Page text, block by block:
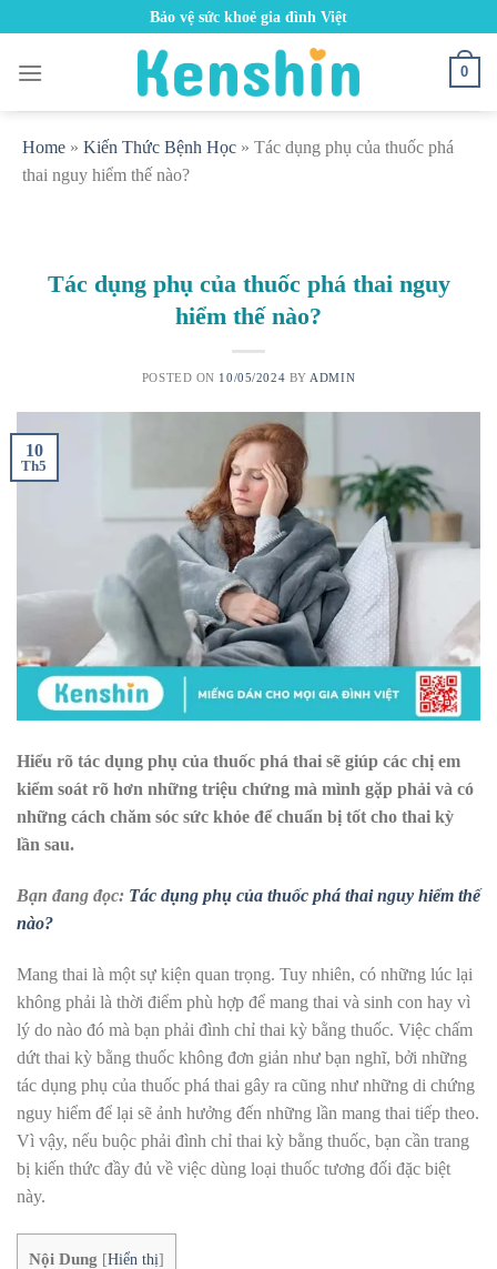
content
Bảo vệ sức khoẻ gia đình Việt
0
Home » Kiến Thức Bệnh Học » Tác dụng phụ của thuốc phá
thai nguy hiểm thế nào?
Tác dụng phụ của thuốc phá thai nguy
hiểm thế nào?
POSTED ON 10/05/2024 BY ADMIN
10
Th5
Hiểu rõ tác dụng phụ của thuốc phá thai sẽ giúp các chị em
kiểm soát rõ hơn những triệu chứng mà mình gặp phải và có
những cách chăm sóc sức khỏe để chuẩn bị tốt cho thai kỳ
lần sau.
Bạn đang đọc: Tác dụng phụ của thuốc phá thai nguy hiểm thế
nào?
Mang thai là một sự kiện quan trọng. Tuy nhiên, có những lúc lại
không phải là thời điểm phù hợp để mang thai và sinh con hay vì
lý do nào đó mà bạn phải đình chỉ thai kỳ bằng thuốc. Việc chấm
dứt thai kỳ bằng thuốc không đơn giản như bạn nghĩ, bởi những
tác dụng phụ của thuốc phá thai gây ra cũng như những di chứng
nguy hiểm để lại sẽ ảnh hưởng đến những lần mang thai tiếp theo.
Vì vậy, nếu buộc phải đình chỉ thai kỳ bằng thuốc, bạn cần trang
bị kiến thức đầy đủ về việc dùng loại thuốc tương đối đặc biệt
này.
Nội Dung [Hiển thị]